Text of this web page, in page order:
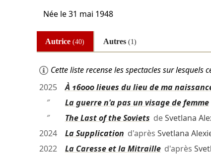
Née le31 mai 1948
Autrice(40) Autres (1)
Cette liste recense les spectacles sur
2025
À 16000 lieues du lieu de ma
″
La guerre n'a pas un visage de femme
″
The Last of the Soviets deSvetlana
2024
La Supplication d'après Svetlana
2022
La Caresse et la Mitrailled'après